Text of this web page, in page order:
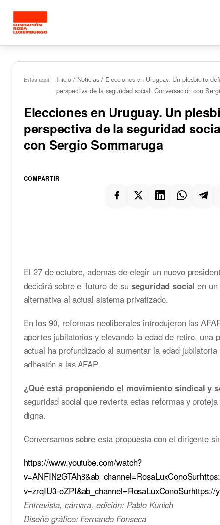
Estás aquí: Inicio / Noticias / Elecciones en Uruguay. Un plesbicito
perspectiva de la seguridad social. Conversación con
Elecciones en Uruguay. Un
perspectiva de la seguridad
con Sergio Sommaruga
COMPARTIR
El 27 de octubre, además de elegir un nuevo
decidirá sobre el futuro de su seguridad social en
alternativa al actual sistema privatizado.
En los 90, reformas neoliberales introdujeron las
aportes jubilatorios y elevando la edad de retiro, una
actual ha profundizado al aumentar la edad
adhesión a las AFAP.
¿Qué está proponiendo el movimiento sindical y
seguridad social que revierta estas reformas y
digna.
Conversamos sobre esta propuesta con el dirigente
https://www.youtube.com/watch?
v=zrqIU3-oZPI&ab_channel=RosaLuxConoSurhttps://
Entrevista, cámara, edición: Pablo Kunich
Diseño gráfico: Fernando Fonseca